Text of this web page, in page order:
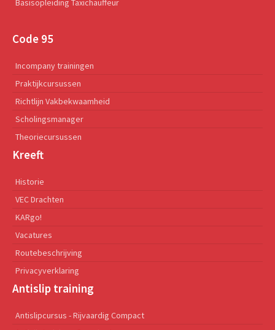
Basisopleiding Taxichauffeur
Code 95
Incompany trainingen
Praktijkcursussen
Richtlijn Vakbekwaamheid
Scholingsmanager
Theoriecursussen
Kreeft
Historie
VEC Drachten
KARgo!
Vacatures
Routebeschrijving
Privacyverklaring
Antislip training
Antislipcursus - Rijvaardig Compact